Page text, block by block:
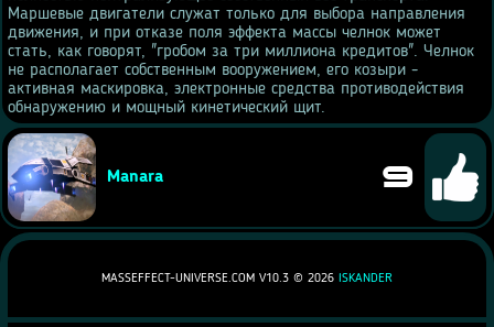
Маршевые двигатели служат только для выбора направления
движения, и при отказе поля эффекта массы челнок может
стать, как говорят, "гробом за три миллиона кредитов". Челнок
не располагает собственным вооружением, его козыри -
активная маскировка, электронные средства противодействия
обнаружению и мощный кинетический щит.
Manara 9
MASSEFFECT-UNIVERSE.COM V10.3 © 2026 ISKANDER